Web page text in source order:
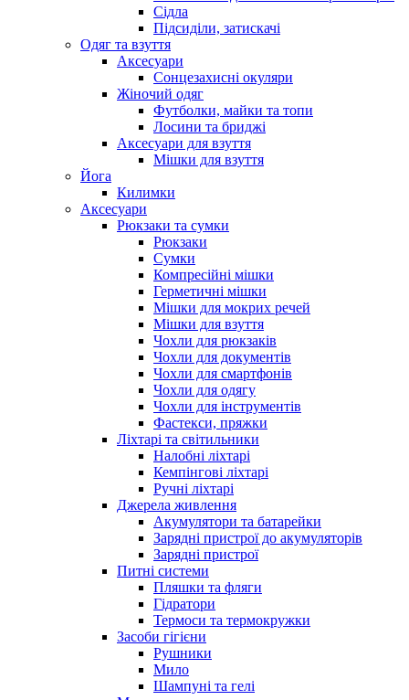
Сідла
Підсиділи, затискачі
Одяг та взуття
Аксесуари
Сонцезахисні окуляри
Жіночий одяг
Футболки, майки та топи
Лосини та бриджі
Аксесуари для взуття
Мішки для взуття
Йога
Килимки
Аксесуари
Рюкзаки та сумки
Рюкзаки
Сумки
Компресійні мішки
Герметичні мішки
Мішки для мокрих речей
Мішки для взуття
Чохли для рюкзаків
Чохли для документів
Чохли для смартфонів
Чохли для одягу
Чохли для інструментів
Фастекси, пряжки
Ліхтарі та світильники
Налобні ліхтарі
Кемпінгові ліхтарі
Ручні ліхтарі
Джерела живлення
Акумулятори та батарейки
Зарядні пристрої до акумуляторів
Зарядні пристрої
Питні системи
Пляшки та фляги
Гідратори
Термоси та термокружки
Засоби гігієни
Рушники
Мило
Шампуні та гелі